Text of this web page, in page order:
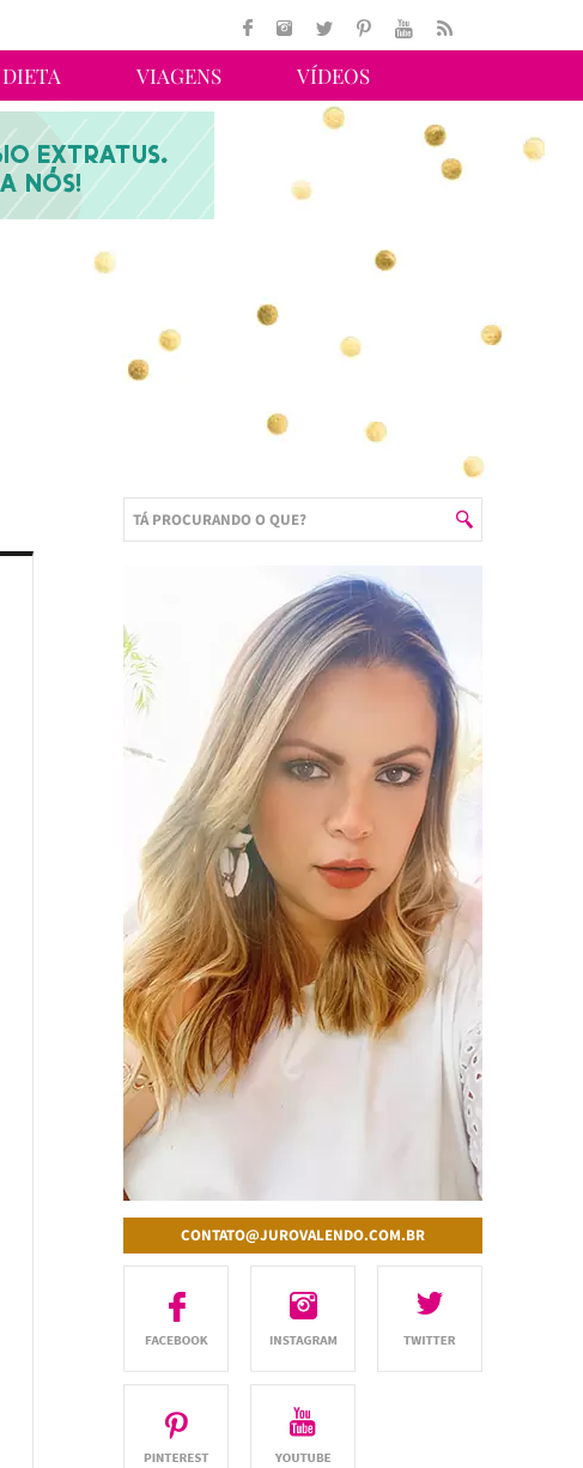
DIETA VIAGENS VÍDEOS
CONTATO@JUROVALENDO.COM.BR